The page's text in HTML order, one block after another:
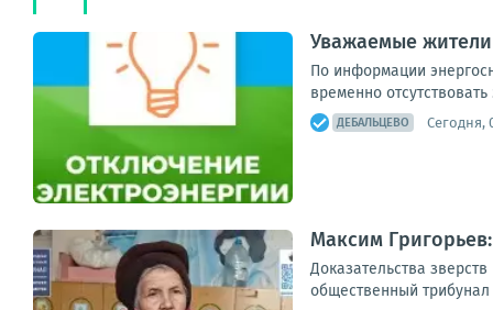
Уважаемые
По информации
временно
ДЕБАЛЬЦЕВО Сегодня,
Максим
Доказательства
общественный трибунал